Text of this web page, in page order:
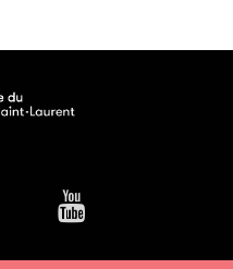
Youtube